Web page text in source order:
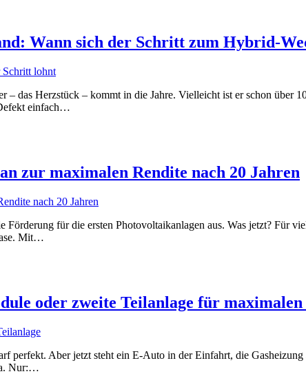
Wann sich der Schritt zum Hybrid-
– das Herzstück – kommt in die Jahre. Vielleicht ist er schon über
einfach…
zur maximalen Rendite nach 20 Jahren
Förderung für die ersten Photovoltaikanlagen aus. Was jetzt? Für
Mit…
oder zweite Teilanlage für
perfekt. Aber jetzt steht ein E-Auto in der Einfahrt, die
Nur:…